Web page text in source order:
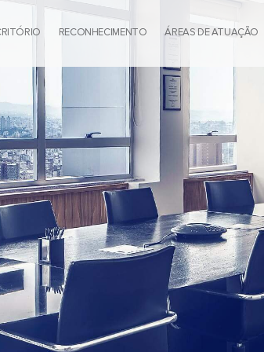
RECONHECIMENTO ÁREAS DE ATUAÇÃO